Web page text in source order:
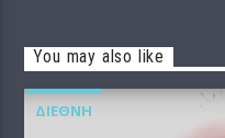
You may also like
ΔΙΕΘΝΉ